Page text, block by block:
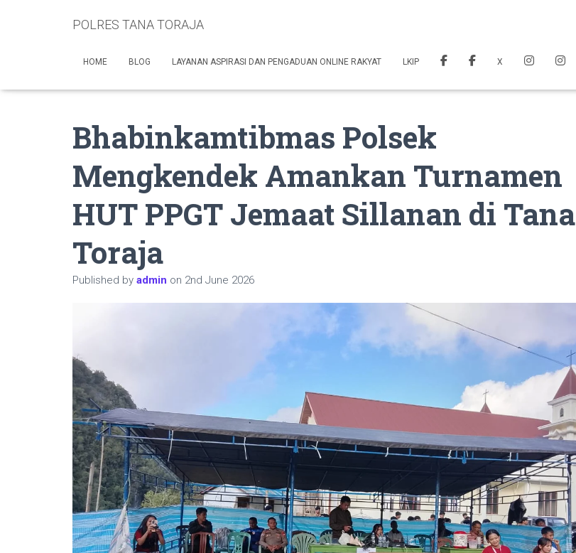
POLRES TANA TORAJA
HOME BLOG LAYANAN ASPIRASI DAN PENGADUAN ONLINE RAKYAT LKIP X
Bhabinkamtibmas Polsek
Mengkendek Amankan Turnamen
HUT PPGT Jemaat Sillanan di Tana
Toraja
Published by admin on 2nd June 2026